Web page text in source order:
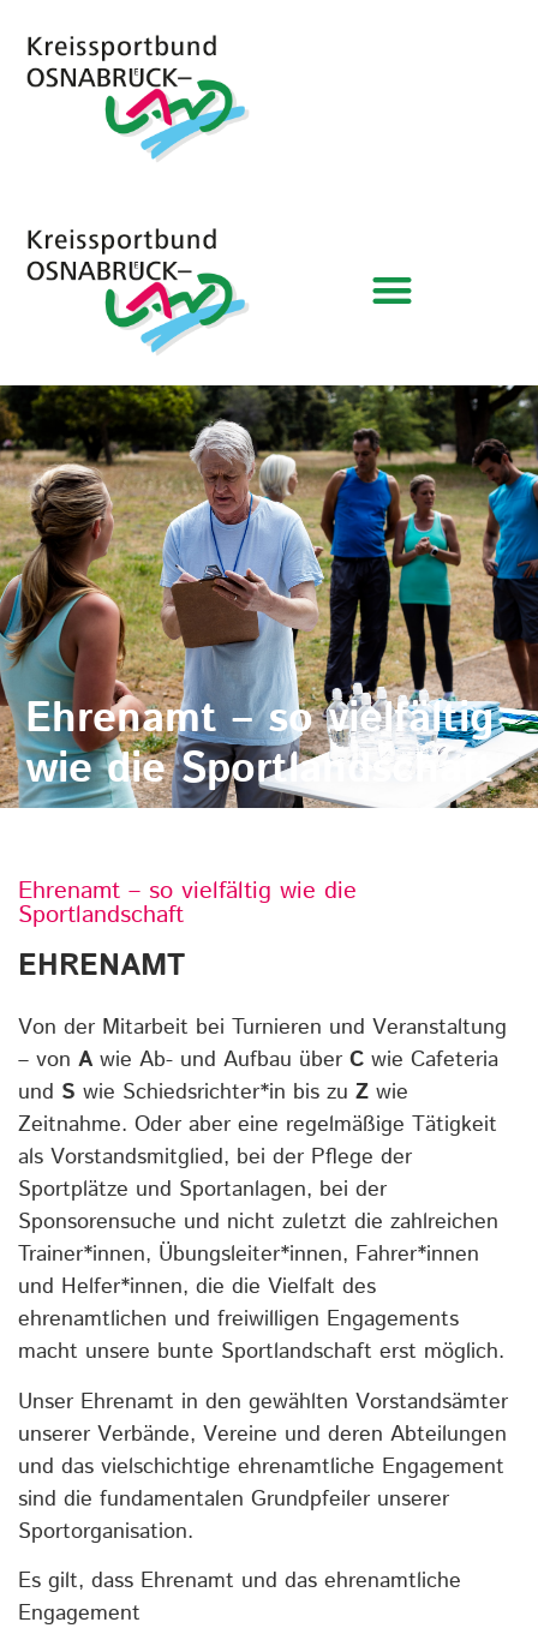
Ehrenamt – so vielfältig
wie die Sportlandschaft
Ehrenamt – so vielfältig wie die
Sportlandschaft
EHRENAMT
Von der Mitarbeit bei Turnieren und Veranstaltung
– von A wie Ab- und Aufbau über C wie Cafeteria
und S wie Schiedsrichter*in bis zu Z wie
Zeitnahme. Oder aber eine regelmäßige Tätigkeit
als Vorstandsmitglied, bei der Pflege der
Sportplätze und Sportanlagen, bei der
Sponsorensuche und nicht zuletzt die zahlreichen
Trainer*innen, Übungsleiter*innen, Fahrer*innen
und Helfer*innen, die die Vielfalt des
ehrenamtlichen und freiwilligen Engagements
macht unsere bunte Sportlandschaft erst möglich.
Unser Ehrenamt in den gewählten Vorstandsämter
unserer Verbände, Vereine und deren Abteilungen
und das vielschichtige ehrenamtliche Engagement
sind die fundamentalen Grundpfeiler unserer
Sportorganisation.
Es gilt, dass Ehrenamt und das ehrenamtliche
Engagement